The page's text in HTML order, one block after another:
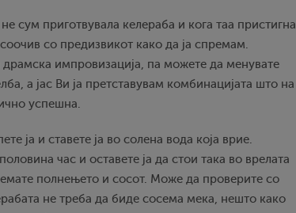
сум приготвувала келераба и кога таа пристигна
со предизвикот како да ја спремам.
драмска импровизација, па можете да менувате
а јас Ви ја претставувам комбинацијата што на
успешна.
ја и ставете ја во солена вода која врие.
час и оставете ја да стои така во врелата
полнењето и сосот. Може да проверите со
не треба да биде сосема мека, нешто како